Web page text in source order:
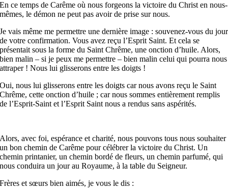
En ce temps de Carême où nous forgeons la victoire du Christ en nous-
mêmes, le démon ne peut pas avoir de prise sur nous.
Je vais même me permettre une dernière image : souvenez-vous du jour
de votre confirmation. Vous avez reçu l’Esprit Saint. Et cela se
présentait sous la forme du Saint Chrême, une onction d’huile. Alors,
bien malin – si je peux me permettre – bien malin celui qui pourra nous
attraper ! Nous lui glisserons entre les doigts !
Oui, nous lui glisserons entre les doigts car nous avons reçu le Saint
Chrême, cette onction d’huile ; car nous sommes entièrement remplis
de l’Esprit-Saint et l’Esprit Saint nous a rendus sans aspérités.
Alors, avec foi, espérance et charité, nous pouvons tous nous souhaiter
un bon chemin de Carême pour célébrer la victoire du Christ. Un
chemin printanier, un chemin bordé de fleurs, un chemin parfumé, qui
nous conduira un jour au Royaume, à la table du Seigneur.
Frères et sœurs bien aimés, je vous le dis :